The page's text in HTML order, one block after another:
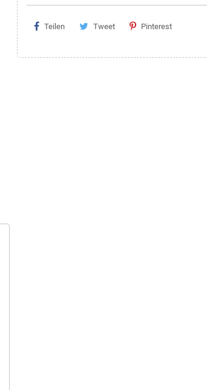
Teilen Tweet Pinterest